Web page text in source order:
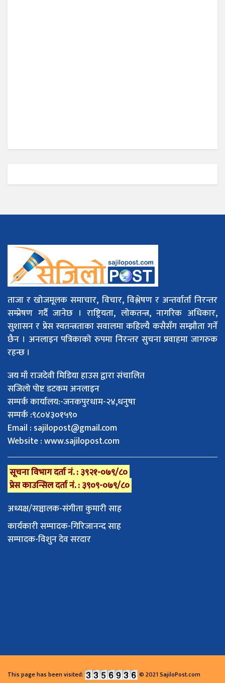
ताजा र खोजमूलक समाचार, विचार, विश्लेषण र अन्तर्वार्ता निरन्तर
सम्प्रेषण गर्दै जानेछ । राष्ट्रियता, लोकतन्त्र, नागरिक अधिकार,
सुशासन र प्रेस स्वतन्त्रताका सवालमा कहिल्यै कसैसँग सम्झौता गर्ने
छैन । अनलाइन पत्रिकाको रुपमा निरन्तर सुचना प्रवाहमा जागरुक
रहन्छ ।
जय माँ राजदेवी मिडिया हाउस द्वारा संचालित
सजिलो पोष्ट डटकम अनलाइन
सम्पर्क कार्यालय:-जनकपुरधाम-२४,धनुषा
सम्पर्क :९८०४३०१५९०
Email : sajilopost@gmail.com
Website : www.sajilopost.com
सूचना विभाग दर्ता नं. : ३९२१-०७९/८०
प्रेस काउन्सिल दर्ता नं. : ३९०९-०७९/८०
अध्यक्ष/सञ्चालक-संगीता कुमारी साह
कार्यकारी सम्पादक-गिरिजानन्द साह
सम्पादक-विशुन देव सरदार
This page has been visited: © 2021 SajiloPost.com